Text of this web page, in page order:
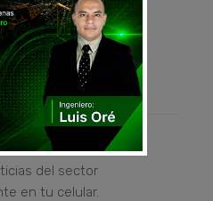
del sector
en tu celular.